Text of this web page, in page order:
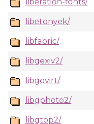
libetonyek/
libfabric/
libgexiv2/
libgovirt/
libgphoto2/
libgtop2/